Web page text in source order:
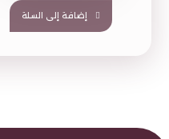
إضافة إلى السلة